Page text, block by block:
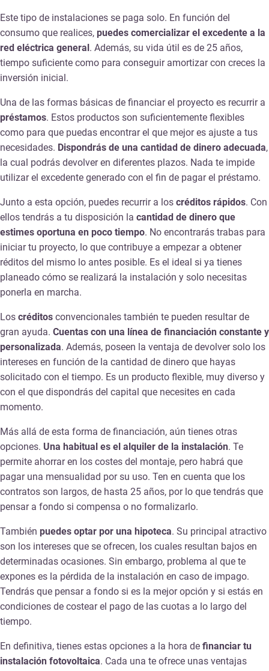
Este tipo de instalaciones se paga solo. En función del
consumo que realices, puedes comercializar el excedente a la
red eléctrica general. Además, su vida útil es de 25 años,
tiempo suficiente como para conseguir amortizar con creces la
inversión inicial.
Una de las formas básicas de financiar el proyecto es recurrir a
préstamos. Estos productos son suficientemente flexibles
como para que puedas encontrar el que mejor es ajuste a tus
necesidades. Dispondrás de una cantidad de dinero adecuada,
la cual podrás devolver en diferentes plazos. Nada te impide
utilizar el excedente generado con el fin de pagar el préstamo.
Junto a esta opción, puedes recurrir a los créditos rápidos. Con
ellos tendrás a tu disposición la cantidad de dinero que
estimes oportuna en poco tiempo. No encontrarás trabas para
iniciar tu proyecto, lo que contribuye a empezar a obtener
réditos del mismo lo antes posible. Es el ideal si ya tienes
planeado cómo se realizará la instalación y solo necesitas
ponerla en marcha.
Los créditos convencionales también te pueden resultar de
gran ayuda. Cuentas con una línea de financiación constante y
personalizada. Además, poseen la ventaja de devolver solo los
intereses en función de la cantidad de dinero que hayas
solicitado con el tiempo. Es un producto flexible, muy diverso y
con el que dispondrás del capital que necesites en cada
momento.
Más allá de esta forma de financiación, aún tienes otras
opciones. Una habitual es el alquiler de la instalación. Te
permite ahorrar en los costes del montaje, pero habrá que
pagar una mensualidad por su uso. Ten en cuenta que los
contratos son largos, de hasta 25 años, por lo que tendrás que
pensar a fondo si compensa o no formalizarlo.
También puedes optar por una hipoteca. Su principal atractivo
son los intereses que se ofrecen, los cuales resultan bajos en
determinadas ocasiones. Sin embargo, problema al que te
expones es la pérdida de la instalación en caso de impago.
Tendrás que pensar a fondo si es la mejor opción y si estás en
condiciones de costear el pago de las cuotas a lo largo del
tiempo.
En definitiva, tienes estas opciones a la hora de financiar tu
instalación fotovoltaica. Cada una te ofrece unas ventajas